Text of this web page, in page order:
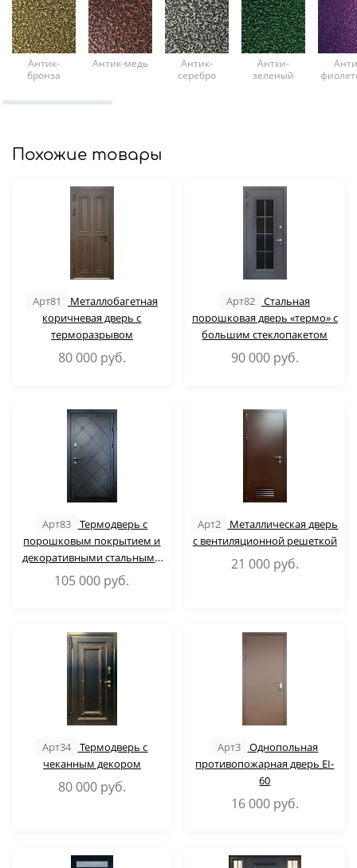
Антик-
бронза
Антик-медь
Антик-
серебро
Антки-
зеленый
Похожие товары
Арт81
Металлобагетная
коричневая дверь с
терморазрывом
80 000 руб.
Арт82
Стальная
порошковая дверь «термо» с
большим стеклопакетом
90 000 руб.
Арт83
Термодверь с
порошковым покрытием и
декоративными стальными
полосами
105 000 руб.
Арт2
Металлическая дверь
с вентиляционной решеткой
21 000 руб.
Арт34
Термодверь с
чеканным декором
80 000 руб.
Арт3
Однопольная
противопожарная дверь EI-
60
16 000 руб.